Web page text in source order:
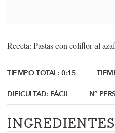
Receta: Pastas con coliflor al
TIEMPO TOTAL:0:15
DIFICULTAD: FÁCIL Nº
INGREDIENTES